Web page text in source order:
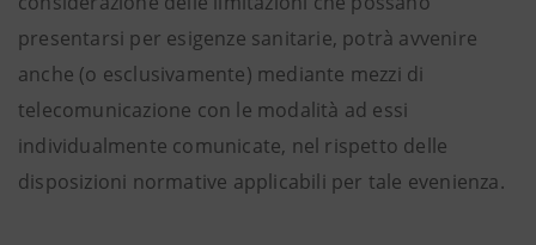
presentarsi per esigenze sanitarie, potrà avvenire
anche (o esclusivamente) mediante mezzi di
telecomunicazione con le modalità ad essi
individualmente comunicate, nel rispetto delle
disposizioni normative applicabili per tale evenienza.